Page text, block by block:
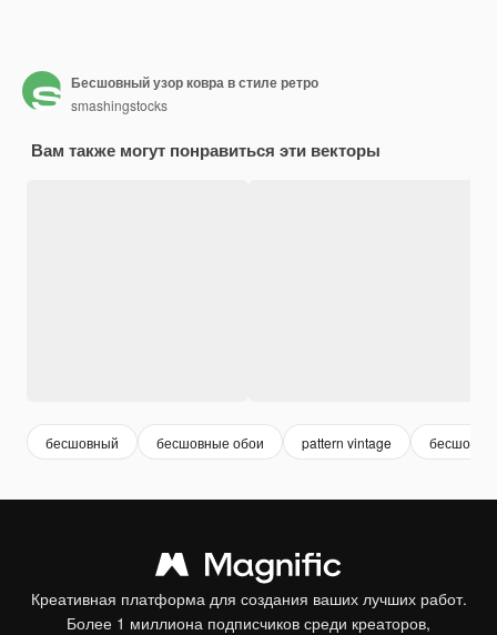
Бесшовный узор ковра в стиле ретро
smashingstocks
Вам также могут понравиться эти векторы
бесшовный бесшовные обои pattern vintage
Креативная платформа для создания ваших лучших работ.
Более 1 миллиона подписчиков среди креаторов,